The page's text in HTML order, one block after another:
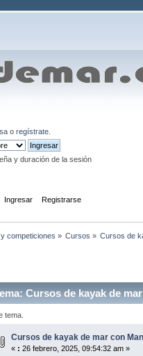
o regístrate
y duración de la sesión
Ingresar Registrarse
competiciones » Cursos » Cursos de
Cursos de kayak de
tema.
Cursos de kayak de mar con
« : 26 febrero, 2025, 09:54:32 am »